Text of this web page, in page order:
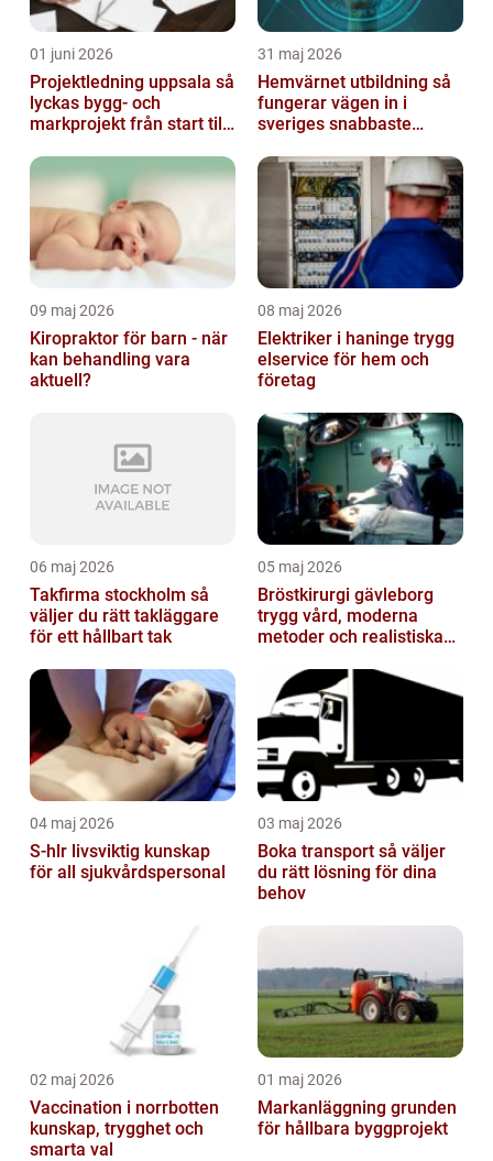
01 juni 2026
Projektledning uppsala så
lyckas bygg- och
markprojekt från start till
31 maj 2026
Hemvärnet utbildning så
fungerar vägen in i
sveriges snabbaste
09 maj 2026
Kiropraktor för barn - när
kan behandling vara
aktuell?
08 maj 2026
Elektriker i haninge trygg
elservice för hem och
företag
06 maj 2026
Takfirma stockholm så
väljer du rätt takläggare
för ett hållbart tak
05 maj 2026
Bröstkirurgi gävleborg
trygg vård, moderna
metoder och realistiska
04 maj 2026
S-hlr livsviktig kunskap
för all sjukvårdspersonal
03 maj 2026
Boka transport så väljer
du rätt lösning för dina
behov
02 maj 2026
Vaccination i norrbotten
kunskap, trygghet och
smarta val
01 maj 2026
Markanläggning grunden
för hållbara byggprojekt